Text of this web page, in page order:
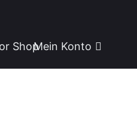
ShopMein Konto